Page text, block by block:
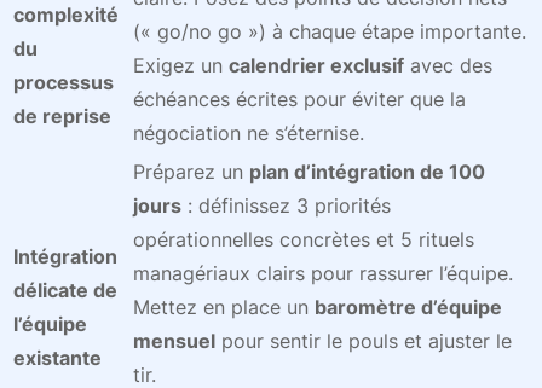
complexité
du
processus
de reprise
(« go/no go ») à chaque étape importante.
Exigez un calendrier exclusif avec des
échéances écrites pour éviter que la
négociation ne s’éternise.
Intégration
délicate de
l’équipe
existante
Préparez un plan d’intégration de 100
jours : définissez 3 priorités
opérationnelles concrètes et 5 rituels
managériaux clairs pour rassurer l’équipe.
Mettez en place un baromètre d’équipe
mensuel pour sentir le pouls et ajuster le
tir.